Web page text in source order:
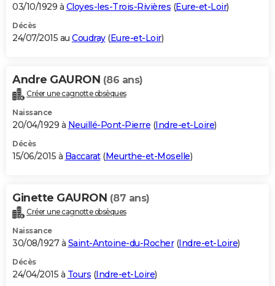
03/10/1929 à Cloyes-les-Trois-Rivières (Eure-et-Loir)
Décès
24/07/2015 au Coudray(Eure-et-Loir)
Andre GAURON (86 ans)
Créer une cagnotte obsèques
Naissance
20/04/1929 à Neuillé-Pont-Pierre (Indre-et-Loire)
Décès
15/06/2015 à Baccarat(Meurthe-et-Moselle)
Ginette GAURON (87 ans)
Créer une cagnotte obsèques
Naissance
30/08/1927 à Saint-Antoine-du-Rocher(Indre-et-Loire)
Décès
24/04/2015 à Tours (Indre-et-Loire)